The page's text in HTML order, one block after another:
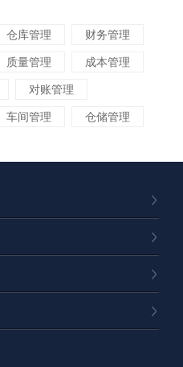
仓库管理 财务管理
质量管理 成本管理
对账管理
车间管理 仓储管理